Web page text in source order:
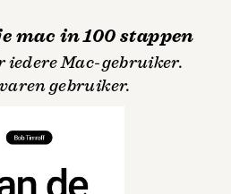
mac in 100 stappen
iedere Mac-gebruiker.
gebruiker.